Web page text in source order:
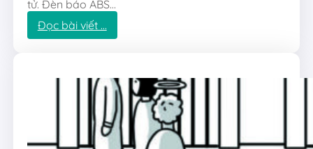
tử. Đèn báo ABS…
Đọc bài viết …:
S
x